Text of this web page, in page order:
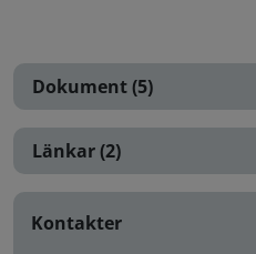
Dokument (5)
Länkar (2)
Kontakter